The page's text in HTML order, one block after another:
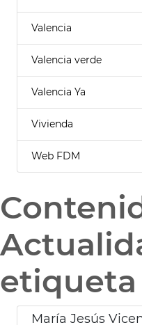
Valencia
Valencia verde
Valencia Ya
Vivienda
Web FDM
etiqueta